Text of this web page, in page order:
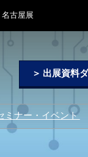
名古屋展
＞ 出展資料
ミナー・イベント
セミナー プログラ